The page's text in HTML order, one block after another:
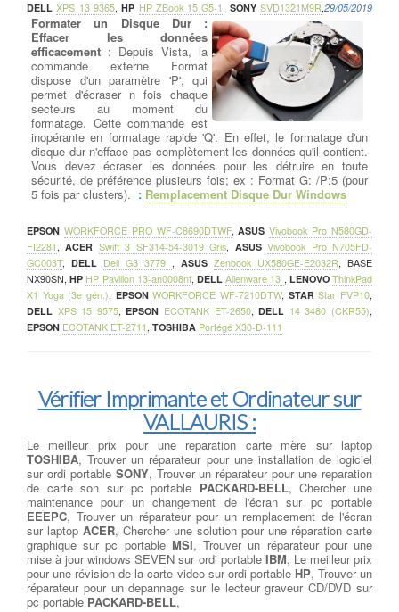
29/05/2019
Formater un Disque Dur :
Effacer les données
efficacement : Depuis Vista, la
commande externe Format
dispose d'un paramètre 'P', qui
permet d'écraser n fois chaque
secteurs au moment du
formatage. Cette commande est
inopérante en formatage rapide 'Q'. En effet, le formatage d'un
disque dur n'efface pas complètement les données qu'il contient.
Vous devez écraser les données pour les détruire en toute
sécurité, de préférence plusieurs fois; ex : Format G: /P:5 (pour
5 fois par clusters). : Remplacement Disque Dur Windows
DELL XPS 13 9365,HP HP ZBook 15 G5-1 , SONY SVD1321M9R,
EPSON WORKFORCE PRO WF-C8690DTWF,ASUS Vivobook Pro N580GD-
FI228T,ACER Swift 3 SF314-54-3019 Gris, ASUS Vivobook Pro N705FD-
GC003T, DELL Dell G3 3779 , ASUS Zenbook UX580GE-E2032R, BASE
NX90SN,HP HP Pavilion 13-an0008nf,DELL Alienware 13 , LENOVO ThinkPad
X1 Yoga (3e gén.), EPSON WORKFORCE WF-7210DTW, STAR Star FVP10,
DELL XPS 15 9575,EPSON ECOTANK ET-2650,DELL 14 3480 (CKR55),
EPSON ECOTANK ET-2711 , TOSHIBA Portégé X30-D-111
Vérifier Imprimante et Ordinateur sur
VALLAURIS :
Le meilleur prix pour une reparation carte mère sur laptop
TOSHIBA, Trouver un réparateur pour une installation de logiciel
sur ordi portable SONY, Trouver un réparateur pour une reparation
de carte son sur pc portable PACKARD-BELL, Chercher une
maintenance pour un changement de l'écran sur pc portable
EEEPC, Trouver un réparateur pour un remplacement de l'écran
sur laptop ACER, Chercher une solution pour une réparation carte
graphique sur pc portable MSI, Trouver un réparateur pour une
mise à jour windows SEVEN sur ordi portable IBM, Le meilleur prix
pour une révision de la carte video sur ordi portable HP, Trouver un
réparateur pour un depannage sur le lecteur graveur CD/DVD sur
pc portable PACKARD-BELL,